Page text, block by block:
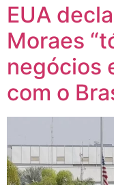
EUA
Moraes
negócios
com o